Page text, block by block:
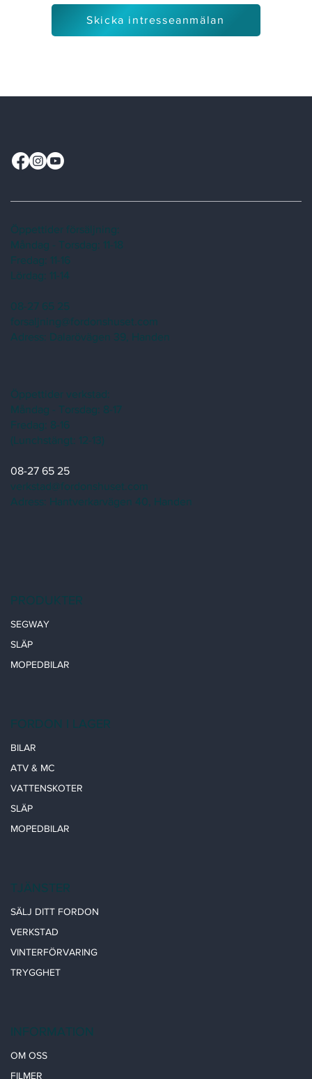
Skicka intresseanmälan
PRODUKTER
SEGWAY
SLÄP
MOPEDBILAR
FORDON I LAGER
BILAR
ATV & MC
VATTENSKOTER
SLÄP
MOPEDBILAR
TJÄNSTER
SÄLJ DITT FORDON
VERKSTAD
VINTERFÖRVARING
TRYGGHET
INFORMATION
OM OSS
FILMER
Öppettider försäljning:
Måndag - Torsdag: 11-18
Fredag: 11-16
Lördag: 11-14
08-27 65 25
forsaljning@fordonshuset.com
Adress: Dalarövägen 39, Handen
Öppettider verkstad:
Måndag - Torsdag: 8-17
Fredag: 8-16
(Lunchstängt: 12-13)
08-27 65 25
verkstad@fordonshuset.com
Adress: Hantverkarvägen 40, Handen